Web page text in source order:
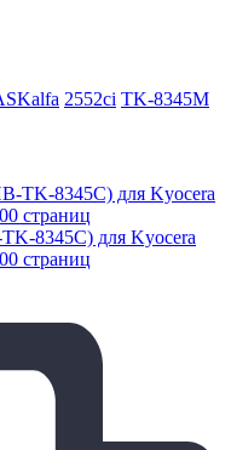
2552ci TK-8345M
8345C) для Kyocera
страниц